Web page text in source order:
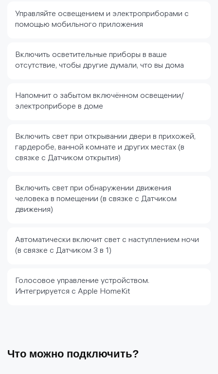
Управляйте освещением и электроприборами с
помощью мобильного приложения
Включить осветительные приборы в ваше
отсутствие, чтобы другие думали, что вы дома
Напомнит о забытом включённом освещении/
электроприборе в доме
Включить свет при открывании двери в прихожей,
гардеробе, ванной комнате и других местах (в
связке с Датчиком открытия)
Включить свет при обнаружении движения
человека в помещении (в связке с Датчиком
движения)
Автоматически включит свет с наступлением ночи
(в связке с Датчиком 3 в 1)
Голосовое управление устройством.
Интегрируется с Apple HomeKit
Что можно подключить?